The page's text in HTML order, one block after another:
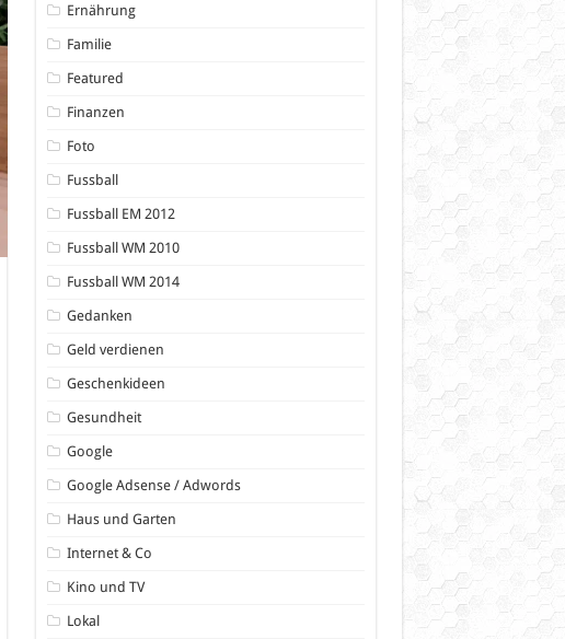
Ernährung
Familie
Featured
Finanzen
Foto
Fussball
Fussball EM 2012
Fussball WM 2010
Fussball WM 2014
Gedanken
Geld verdienen
Geschenkideen
Gesundheit
Google
Google Adsense / Adwords
Haus und Garten
Internet & Co
Kino und TV
Lokal